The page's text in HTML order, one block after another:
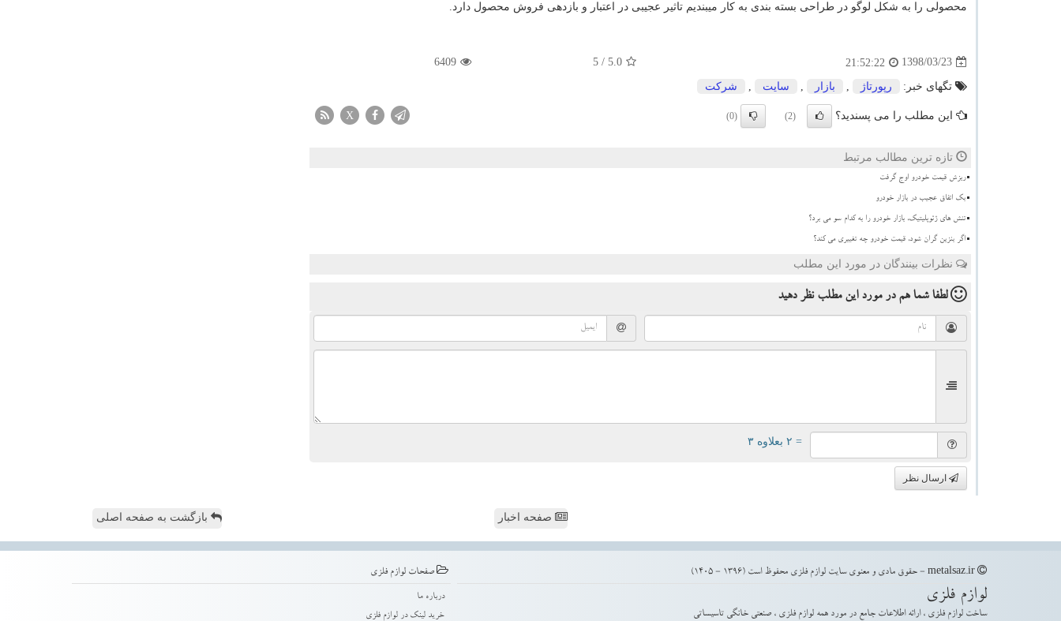
محصولی را به شکل لوگو در طراحی بسته بندی به کار میبندیم تاثیر عجیبی در اعتبار و بازدهی فروش محصول دارد.
1398/03/23
21:52:22
5.0
/ 5
6409
تگهای خبر: رپورتاژ بازار سایت شركت
این مطلب را می پسندید؟ (2)
(0)
X
تازه ترین مطالب مرتبط
ریزش قیمت خودرو اوج گرفت
بک اتفاق عجیب در بازار خودرو
تنش های ژئوپلیتیک، بازار خودرو را به کدام سو می برد؟
اگر بنزین گران شود، قیمت خودرو چه تغییری می کند؟
نظرات بینندگان در مورد این مطلب
لطفا شما همدر مورد این مطلب نظر دهید
= ۲ بعلاوه ۳
ارسال نظر
صفحه اخبار بازگشت به صفحه اصلی
لوازم فلزی
ساخت لوازم فلزی ، ارائه اطلاعات جامع در مورد همه لوازم فلزی ، صنعتی خانگی تاسیساتی
صفحات لوازم فلزی
درباره ما
خرید لینک در لوازم فلزی